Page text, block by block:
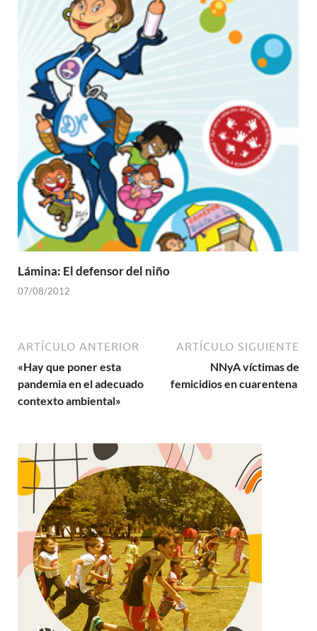
Lámina: El defensor del niño
07/08/2012
ARTÍCULO ANTERIOR
«Hay que poner esta
pandemia en el adecuado
contexto ambiental»
ARTÍCULO SIGUIENTE
NNyA víctimas de
femicidios en cuarentena